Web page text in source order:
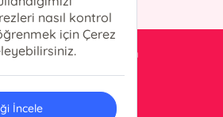
0 532 605 97 82
nasıl kontrol
için Çerez
İncele